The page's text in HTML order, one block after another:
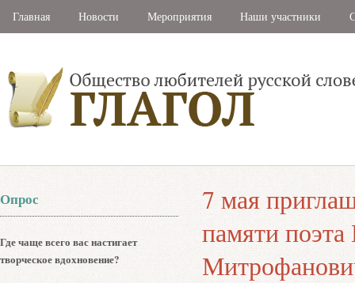
Главная Новости Мероприятия Наши участники
7 мая
памяти
Опрос
Где чаще всего вас настигает
творческое вдохновение?